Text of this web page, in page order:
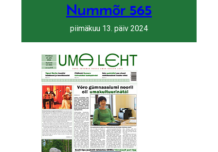
Nummõr 565
piimäkuu 13. päiv 2024